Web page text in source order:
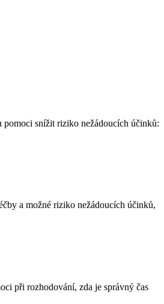
snížit riziko nežádoucích účinků:
a možné riziko nežádoucích účinků,
při rozhodování, zda je správný čas